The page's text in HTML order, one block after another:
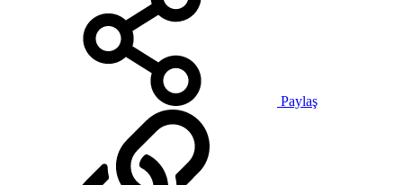
Paylaş